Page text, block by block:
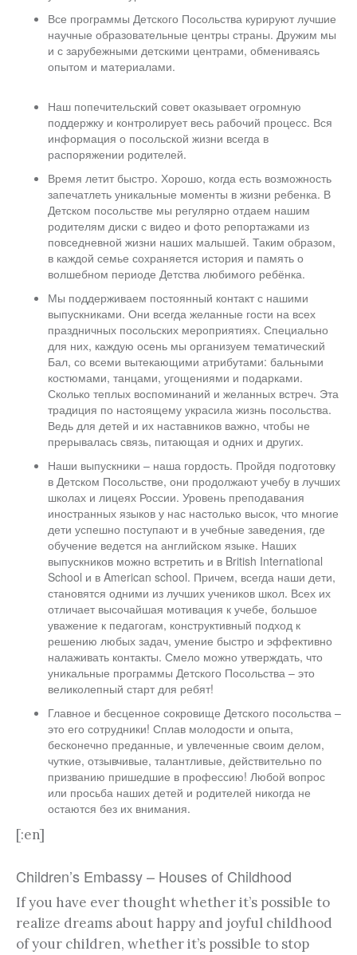
Все программы Детского Посольства курируют лучшие
научные образовательные центры страны. Дружим мы
и с зарубежными детскими центрами, обмениваясь
опытом и материалами.
Наш попечительский совет оказывает огромную
поддержку и контролирует весь рабочий процесс. Вся
информация о посольской жизни всегда в
распоряжении родителей.
Время летит быстро. Хорошо, когда есть возможность
запечатлеть уникальные моменты в жизни ребенка. В
Детском посольстве мы регулярно отдаем нашим
родителям диски с видео и фото репортажами из
повседневной жизни наших малышей. Таким образом,
в каждой семье сохраняется история и память о
волшебном периоде Детства любимого ребёнка.
Мы поддерживаем постоянный контакт с нашими
выпускниками. Они всегда желанные гости на всех
праздничных посольских мероприятиях. Специально
для них, каждую осень мы организуем тематический
Бал, со всеми вытекающими атрибутами: бальными
костюмами, танцами, угощениями и подарками.
Сколько теплых воспоминаний и желанных встреч. Эта
традиция по настоящему украсила жизнь посольства.
Ведь для детей и их наставников важно, чтобы не
прерывалась связь, питающая и одних и других.
Наши выпускники – наша гордость. Пройдя подготовку
в Детском Посольстве, они продолжают учебу в лучших
школах и лицеях России. Уровень преподавания
иностранных языков у нас настолько высок, что многие
дети успешно поступают и в учебные заведения, где
обучение ведется на английском языке. Наших
выпускников можно встретить и в British International
School и в American school. Причем, всегда наши дети,
становятся одними из лучших учеников школ. Всех их
отличает высочайшая мотивация к учебе, большое
уважение к педагогам, конструктивный подход к
решению любых задач, умение быстро и эффективно
налаживать контакты. Смело можно утверждать, что
уникальные программы Детского Посольства – это
великолепный старт для ребят!
Главное и бесценное сокровище Детского посольства –
это его сотрудники! Сплав молодости и опыта,
бесконечно преданные, и увлеченные своим делом,
чуткие, отзывчивые, талантливые, действительно по
призванию пришедшие в профессию! Любой вопрос
или просьба наших детей и родителей никогда не
остаются без их внимания.
[:en]
Children’s Embassy – Houses of Childhood
If you have ever thought whether it’s possible to
realize dreams about happy and joyful childhood
of your children, whether it’s possible to stop